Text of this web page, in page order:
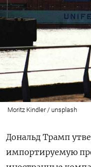
Moritz Kindler / unsplash
Дональд Трамп
импортируемую